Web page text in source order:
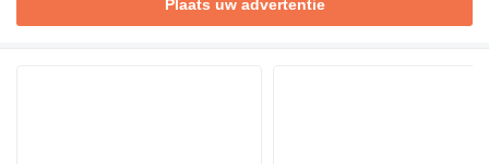
Plaats uw advertentie